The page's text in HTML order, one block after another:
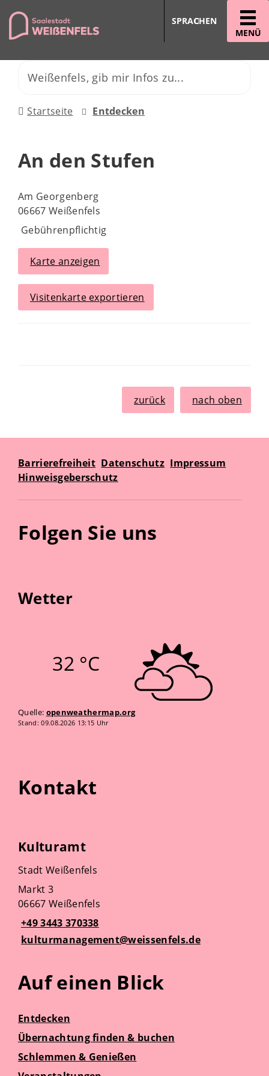
MENÜ
SPRACHEN
Startseite Entdecken
An den Stufen
Am Georgenberg
06667 Weißenfels
Gebührenpflichtig
Karte anzeigen
Visitenkarte exportieren
zurück nach oben
Barrierefreiheit Datenschutz Impressum
Hinweisgeberschutz
Folgen Sie uns
Wetter
32 °C
Quelle: openweathermap.org
Stand: 09.08.2026 13:15 Uhr
Kontakt
Kulturamt
Stadt Weißenfels
Markt 3
06667 Weißenfels
+49 3443 370338
kulturmanagement@weissenfels.de
Auf einen Blick
Entdecken
Übernachtung finden & buchen
Schlemmen & Genießen